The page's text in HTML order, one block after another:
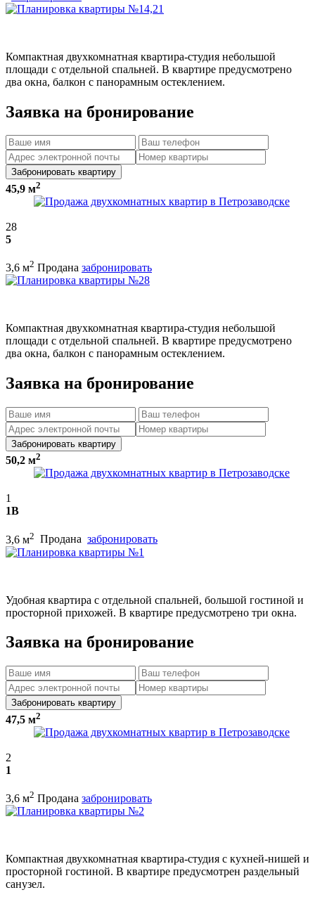
Компактная двухкомнатная квартира-студия небольшой
площади с отдельной спальней. В квартире предусмотрено
два окна, балкон с панорамным остеклением.
Заявка на бронирование
Забронировать квартиру
45,9 м2
28
5
3,6 м2 Продана забронировать
Компактная двухкомнатная квартира-студия небольшой
площади с отдельной спальней. В квартире предусмотрено
два окна, балкон с панорамным остеклением.
Заявка на бронирование
Забронировать квартиру
50,2 м2
1
1В
3,6 м2 Продана забронировать
Удобная квартира с отдельной спальней, большой гостиной и
просторной прихожей. В квартире предусмотрено три окна.
Заявка на бронирование
Забронировать квартиру
47,5 м2
2
1
3,6 м2 Продана забронировать
Компактная двухкомнатная квартира-студия с кухней-нишей и
просторной гостиной. В квартире предусмотрен раздельный
санузел.